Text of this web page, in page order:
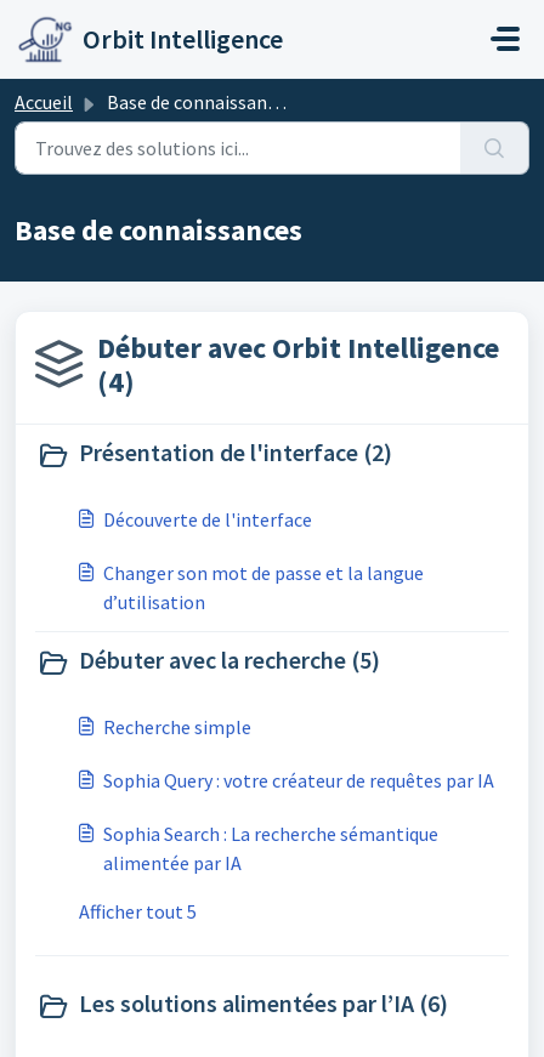
Passer au contenu principal
Orbit Intelligence
Accueil Base de connaissances
Base de connaissances
Débuter avec Orbit Intelligence
(4)
Présentation de l'interface (2)
Découverte de l'interface
Changer son mot de passe et la langue
d’utilisation
Débuter avec la recherche (5)
Recherche simple
Sophia Query : votre créateur de requêtes par IA
Sophia Search : La recherche sémantique
alimentée par IA
Afficher tout 5
Les solutions alimentées par l’IA (6)